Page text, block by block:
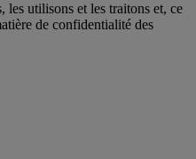
les utilisons et les traitons et, ce
de confidentialité des